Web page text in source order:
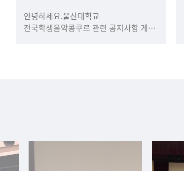
안녕하세요.울산대학교
전국학생음악콩쿠르 관련 공지사항 게시